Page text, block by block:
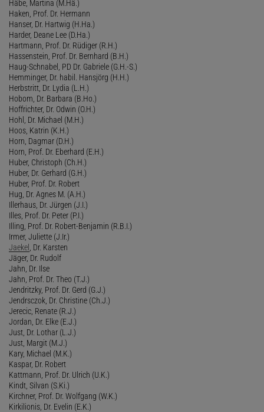
Häbe, Martina (M.Hä.)
Haken, Prof. Dr. Hermann
Hanser, Dr. Hartwig (H.Ha.)
Harder, Deane Lee (D.Ha.)
Hartmann, Prof. Dr. Rüdiger (R.H.)
Hassenstein, Prof. Dr. Bernhard (B.H.)
Haug-Schnabel, PD Dr. Gabriele (G.H.-S.)
Hemminger, Dr. habil. Hansjörg (H.H.)
Herbstritt, Dr. Lydia (L.H.)
Hobom, Dr. Barbara (B.Ho.)
Hoffrichter, Dr. Odwin (O.H.)
Hohl, Dr. Michael (M.H.)
Hoos, Katrin (K.H.)
Horn, Dagmar (D.H.)
Horn, Prof. Dr. Eberhard (E.H.)
Huber, Christoph (Ch.H.)
Huber, Dr. Gerhard (G.H.)
Huber, Prof. Dr. Robert
Hug, Dr. Agnes M. (A.H.)
Illerhaus, Dr. Jürgen (J.I.)
Illes, Prof. Dr. Peter (P.I.)
Illing, Prof. Dr. Robert-Benjamin (R.B.I.)
Irmer, Juliette (J.Ir.)
Jaekel , Dr. Karsten
Jäger, Dr. Rudolf
Jahn, Dr. Ilse
Jahn, Prof. Dr. Theo (T.J.)
Jendritzky, Prof. Dr. Gerd (G.J.)
Jendrsczok, Dr. Christine (Ch.J.)
Jerecic, Renate (R.J.)
Jordan, Dr. Elke (E.J.)
Just, Dr. Lothar (L.J.)
Just, Margit (M.J.)
Kary, Michael (M.K.)
Kaspar, Dr. Robert
Kattmann, Prof. Dr. Ulrich (U.K.)
Kindt, Silvan (S.Ki.)
Kirchner, Prof. Dr. Wolfgang (W.K.)
Kirkilionis, Dr. Evelin (E.K.)